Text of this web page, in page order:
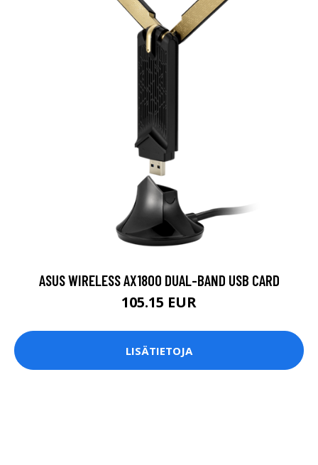
ASUS WIRELESS AX1800 DUAL-BAND USB CARD
105.15 EUR
LISÄTIETOJA